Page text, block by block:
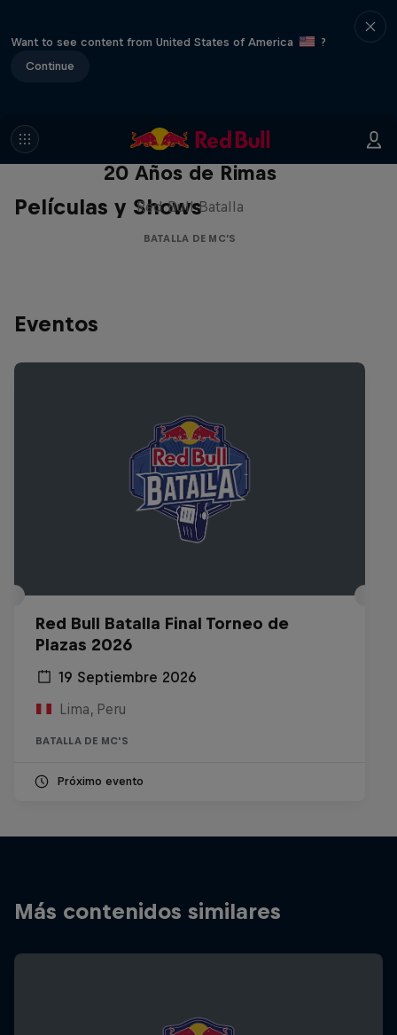
Want to see content from United States of America
?
Continue
Películas y Shows
Red Bull Batalla Nueva Historia:
20 Años de Rimas
Red Bull Batalla
BATALLA DE MC'S
Eventos
Red Bull Batalla Final Torneo de
Plazas 2026
19 Septiembre 2026
Lima, Peru
BATALLA DE MC'S
Próximo evento
Más contenidos similares